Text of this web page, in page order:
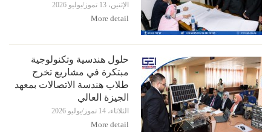
الإثنين، 13 تموز/يوليو 2026
More detail
حلول هندسية وتكنولوجية
مبتكرة في مشاريع تخرج
طلاب هندسة الاتصالات بمعهد
الجيزة العالي
الثلاثاء، 14 تموز/يوليو 2026
More detail